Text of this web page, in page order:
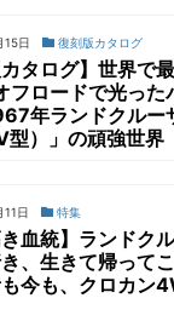
15日 復刻版カタログ
カタログ】世界で
フロードで光った
年ランドクルー
）」の頑強世界
11日 特集
き血統】ランドク
、生きて帰って
今も、クロカン